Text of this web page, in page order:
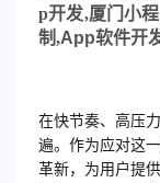
p开发,厦门小
制,App软件开
在快节奏、高压
遍。作为应对这
革新，为用户提